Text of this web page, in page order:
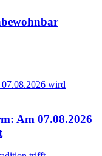
Am 07.08.2026